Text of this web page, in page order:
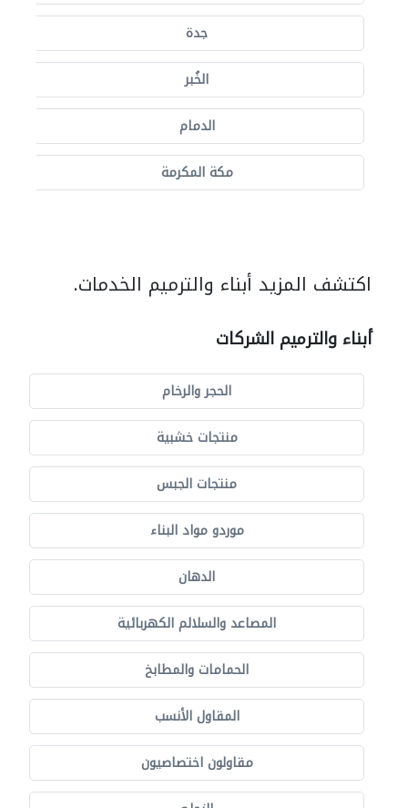
جدة
الخُبر
الدمام
مكة المكرمة
اكتشف المزيد أبناء والترميم الخدمات.
أبناء والترميم الشركات
الحجر والرخام
منتجات خشبية
منتجات الجبس
موردو مواد البناء
الدهان
المصاعد والسلالم الكهربائية
الحمامات والمطابخ
المقاول الأنسب
مقاولون اختصاصيون